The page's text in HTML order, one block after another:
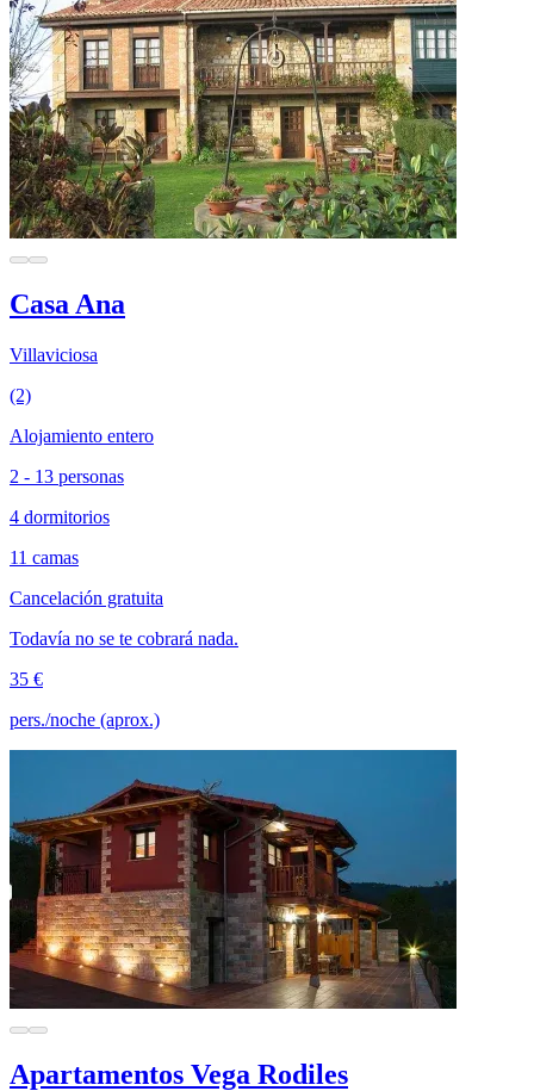
Casa Ana
Villaviciosa
(2)
Alojamiento entero
2 - 13 personas
4 dormitorios
11 camas
Cancelación gratuita
Todavía no se te cobrará nada.
35 €
pers./noche (aprox.)
Apartamentos Vega Rodiles